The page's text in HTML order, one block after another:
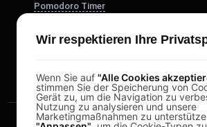
Pomodoro Timer
DesignerBox
Wir respektieren Ihre
Wenn Sie auf "Alle Cookies
stimmen Sie der Speicherung von
Gerät zu, um die Navigation zu
Nutzung zu analysieren und unsere
Marketingmaßnahmen zu